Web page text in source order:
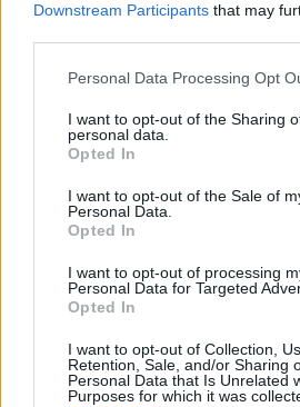
Downstream Participants that may
Personal Data Processing Opt
I want to opt-out of the Sharing
personal data.
Opted In
I want to opt-out of the Sale of
Personal Data.
Opted In
I want to opt-out of processing
Personal Data for Targeted
Opted In
I want to opt-out of Collection,
Retention, Sale, and/or Sharing
Personal Data that Is Unrelated
Purposes for which it was
2
VIIHDEUUTISET
Sääennuste ulottuu
syksyn sää